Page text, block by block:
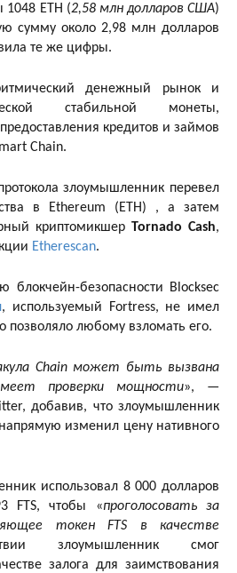
1048 ETH (2,58 млн долларов США)
сумму около 2,98 млн долларов
те же цифры.
денежный рынок и
стабильной монеты,
кредитов и займов
Chain.
злоумышленник перевел
в Ethereum (ETH) , а затем
криптомикшер Tornado Cash,
Etherescan.
безопасности Blocksec
, используемый Fortress, не имел
позволяло любому взломать его.
Chain может быть вызвана
проверки мощности», —
добавив, что злоумышленник
изменил цену нативного
использовал 8 000 долларов
FTS, чтобы «проголосовать за
токен FTS в качестве
злоумышленник смог
залога для заимствования